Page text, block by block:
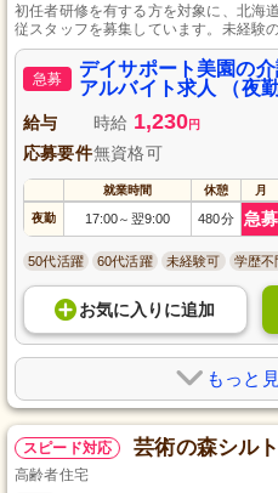
初任者研修を有する方を対象に、北海
従スタッフを募集しています。未経験
ップを支援します。地域に根ざした施
齢者の方々のサポートを行うやりがい
働きながら、地域社会に貢献しません
急募
デイサポート美園の
アルバイト求人 （夜勤
給与 時給 1,230円
応募要件無資格可
就業時間 休憩 月
夜勤 17:00～ 翌9:00 480分 急募
50代活躍 60代活躍 未経験可 学歴不
お気に入り に追加
もっと
スピード対応 芸術の森シル
高齢者住宅